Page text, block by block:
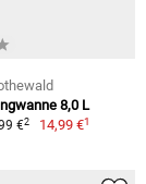
8,0 L
€2 14,99 €1